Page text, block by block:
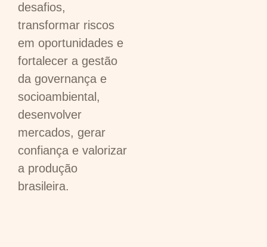
desafios,
transformar riscos
em oportunidades e
fortalecer a gestão
da governança e
socioambiental,
desenvolver
mercados, gerar
confiança e valorizar
a produção
brasileira.